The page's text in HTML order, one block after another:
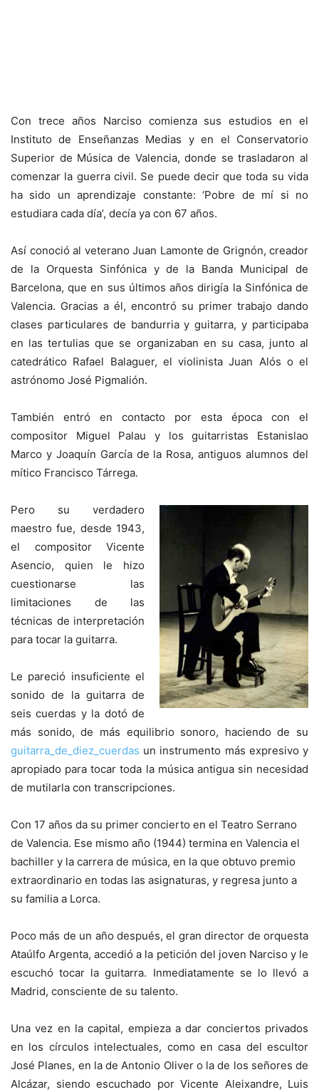
Con trece años Narciso comienza sus estudios en el
Instituto de Enseñanzas Medias y en el Conservatorio
Superior de Música de Valencia, donde se trasladaron al
comenzar la guerra civil. Se puede decir que toda su vida
ha sido un aprendizaje constante: ‘Pobre de mí si no
estudiara cada día’, decía ya con 67 años.
Así conoció al veterano Juan Lamonte de Grignón, creador
de la Orquesta Sinfónica y de la Banda Municipal de
Barcelona, que en sus últimos años dirigía la Sinfónica de
Valencia. Gracias a él, encontró su primer trabajo dando
clases particulares de bandurria y guitarra, y participaba
en las tertulias que se organizaban en su casa, junto al
catedrático Rafael Balaguer, el violinista Juan Alós o el
astrónomo José Pigmalión.
También entró en contacto por esta época con el
compositor Miguel Palau y los guitarristas Estanislao
Marco y Joaquín García de la Rosa, antiguos alumnos del
mítico Francisco Tárrega.
Pero su verdadero
maestro fue, desde 1943,
el compositor Vicente
Asencio, quien le hizo
cuestionarse las
limitaciones de las
técnicas de interpretación
para tocar la guitarra.
Le pareció insuficiente el
sonido de la guitarra de
seis cuerdas y la dotó de
más sonido, de más equilibrio sonoro, haciendo de su
guitarra_de_diez_cuerdas un instrumento más expresivo y
apropiado para tocar toda la música antigua sin necesidad
de mutilarla con transcripciones.
Con 17 años da su primer concierto en el Teatro Serrano
de Valencia. Ese mismo año (1944) termina en Valencia el
bachiller y la carrera de música, en la que obtuvo premio
extraordinario en todas las asignaturas, y regresa junto a
su familia a Lorca.
Poco más de un año después, el gran director de orquesta
Ataúlfo Argenta, accedió a la petición del joven Narciso y le
escuchó tocar la guitarra. Inmediatamente se lo llevó a
Madrid, consciente de su talento.
Una vez en la capital, empieza a dar conciertos privados
en los círculos intelectuales, como en casa del escultor
José Planes, en la de Antonio Oliver o la de los señores de
Alcázar, siendo escuchado por Vicente Aleixandre, Luis